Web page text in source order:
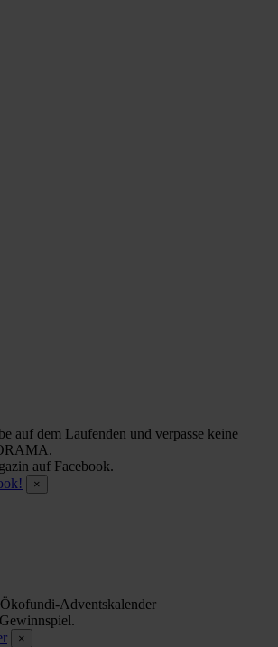
auf dem Laufenden und verpasse keine
auf Facebook.
×
Ökofundi-Adventskalender
×